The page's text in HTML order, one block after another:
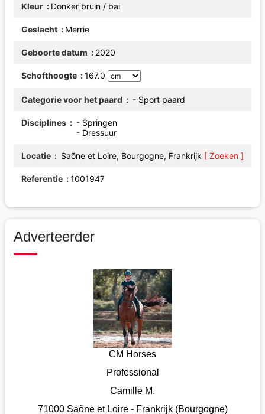
Kleur Donker bruin / bai
Geslacht Merrie
Geboorte datum 2020
Schofthoogte 167.0
Categorie voor het paard - Sport paard
Disciplines
- Springen
- Dressuur
Locatie Saõne et Loire, Bourgogne, Frankrijk [ Zoeken ]
Referentie 1001947
Adverteerder
CM Horses
Professional
Camille M.
71000 Saõne et Loire - Frankrijk (Bourgogne)